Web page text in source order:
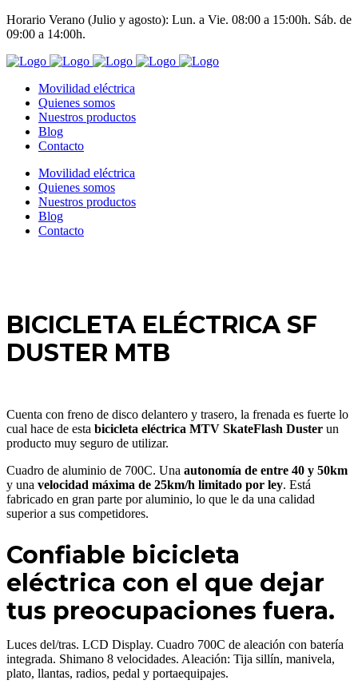
Horario Verano (Julio y agosto): Lun. a Vie. 08:00 a 15:00h. Sáb. de
09:00 a 14:00h.
Movilidad eléctrica
Quienes somos
Nuestros productos
Blog
Contacto
Movilidad eléctrica
Quienes somos
Nuestros productos
Blog
Contacto
BICICLETA ELÉCTRICA SF
DUSTER MTB
Cuenta con freno de disco delantero y trasero, la frenada es fuerte lo
cual hace de esta bicicleta eléctrica MTV SkateFlash Duster un
producto muy seguro de utilizar.
Cuadro de aluminio de 700C. Una autonomía de entre 40 y 50km
y una velocidad máxima de 25km/h limitado por ley. Está
fabricado en gran parte por aluminio, lo que le da una calidad
superior a sus competidores.
Confiable bicicleta
eléctrica con el que dejar
tus preocupaciones fuera.
Luces del/tras. LCD Display. Cuadro 700C de aleación con batería
integrada. Shimano 8 velocidades. Aleación: Tija sillín, manivela,
plato, llantas, radios, pedal y portaequipajes.